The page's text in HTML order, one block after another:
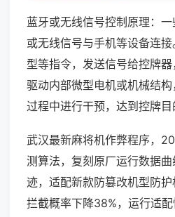
蓝牙或无线信号控制原理：
或无线信号与手机等设备连
型等指令，发送信号给控牌
驱动内部微型电机或机械结
过程中进行干预，达到控牌目
武汉最新麻将机作弊程序，
测算法，复刻原厂运行数据
迹，适配新款防篡改机型防
拦截概率下降38%，运行适配